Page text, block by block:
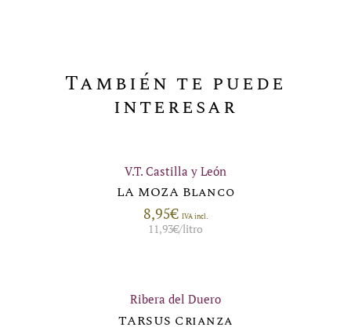
También te puede
interesar
V.T. Castilla y León
LA MOZA Blanco
8,95€ IVA incl.
11,93€/litro
Ribera del Duero
TARSUS Crianza